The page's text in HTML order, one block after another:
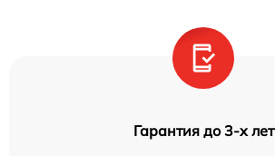
Гарантия до 3-х лет